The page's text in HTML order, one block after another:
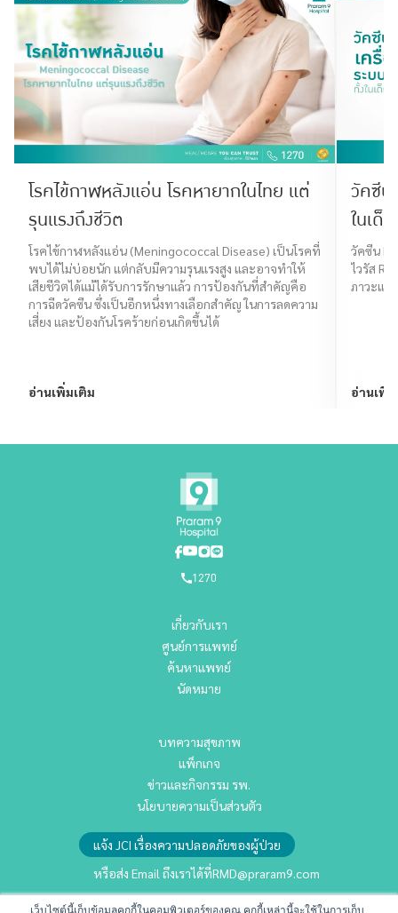
เว็บไซต์นี้เก็บข้อมูลคุกกี้ในคอมพิวเตอร์ของคุณ คุกกี้เหล่านี้จะใช้ในการเก็บ
โรคไข้กาฬหลังแอ่น โรคหายากในไทย แต่
รุนแรงถึงชีวิต
โรคไข้กาฬหลังแอ่น (Meningococcal Disease) เป็นโรคที่
พบได้ไม่บ่อยนัก แต่กลับมีความรุนแรงสูง และอาจทำให้
เสียชีวิตได้แม้ได้รับการรักษาแล้ว การป้องกันที่สำคัญคือ
การฉีดวัคซีน ซึ่งเป็นอีกหนึ่งทางเลือกสำคัญ ในการลดความ
เสี่ยง และป้องกันโรคร้ายก่อนเกิดขึ้นได้
อ่านเพิ่มเติม
วัคซีน
ในเด็
วัคซีน
ไวรัส
ภาวะแท
อ่านเพิ่
1270
เกี่ยวกับเรา
ศูนย์การแพทย์
ค้นหาแพทย์
นัดหมาย
บทความสุขภาพ
แพ็กเกจ
ข่าวและกิจกรรม รพ.
นโยบายความเป็นส่วนตัว
แจ้ง JCI เรื่องความปลอดภัยของผู้ป่วย
หรือส่ง Email ถึงเราได้ที่RMD@praram9.com